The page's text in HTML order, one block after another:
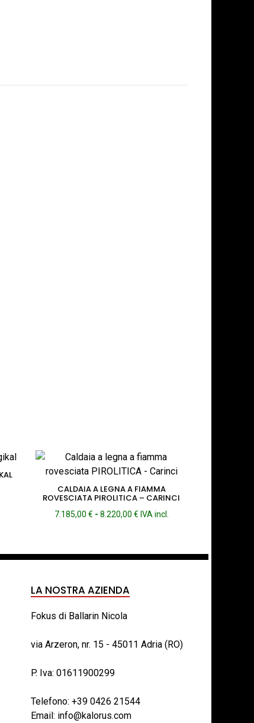
€
CALDAIA A LEGNA A FIAMMA
ROVESCIATA PIROLITICA – CARINCI
7.185,00 € - 8.220,00 €Fascia
7.185,00 €
IVA incl.
LA NOSTRA AZIENDA
Fokus di Ballarin Nicola
via Arzeron, nr. 15 - 45011 Adria (RO)
P. Iva: 01611900299
Telefono: +39 0426 21544
Email: info@kalorus.com